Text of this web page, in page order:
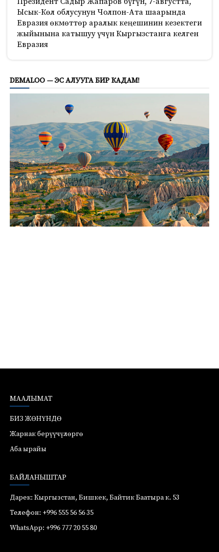
Ысык-Көл облусунун Чолпон-Ата шаарында
Евразия өкмөттөр аралык кеңешинин кезектеги
жыйынына катышуу үчүн Кыргызстанга келген
Евразия
DEMALOO — ЭС АЛУУГА БИР КАДАМ!
МААЛЫМАТ
БИЗ ЖӨНҮНДӨ
Жарнак берүүчүлөргө
Аба ырайы
БАЙЛАНЫШТАР
Дарек: Кыргызстан, Бишкек, Байтик Баатыра к. 53
Телефон: +996 555 56 56 35
WhatsApp: +996 777 20 55 80